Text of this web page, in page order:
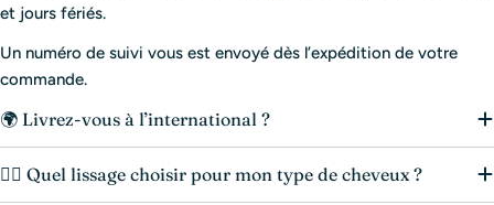
et jours fériés.
Un numéro de suivi vous est envoyé dès l’expédition de votre
commande.
🌍 Livrez-vous à l’international ?
💆‍♀️ Quel lissage choisir pour mon type de cheveux ?